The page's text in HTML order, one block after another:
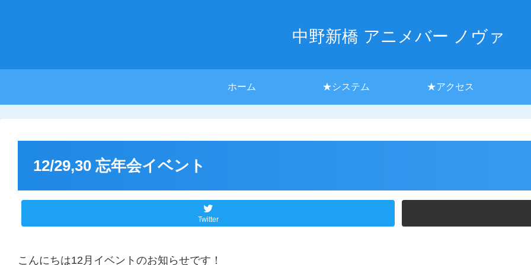
中野新橋 アニメバー ノヴァ
ホーム ★システム ★アクセス
12/29,30 忘年会イベント
Twitter
こんにちは12月イベントのお知らせです！